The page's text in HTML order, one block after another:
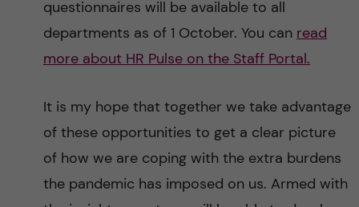
questionnaires will be available to all
departments as of 1 October. You can read
more about HR Pulse on the Staff Portal.
It is my hope that together we take advantage
of these opportunities to get a clear picture
of how we are coping with the extra burdens
the pandemic has imposed on us. Armed with